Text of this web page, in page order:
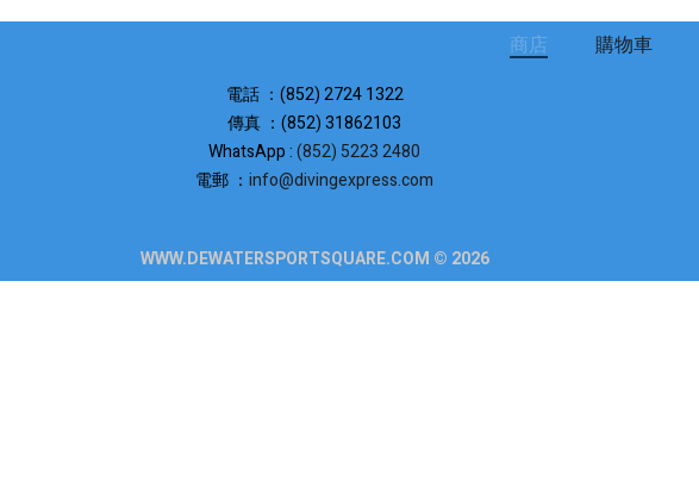
商店 購物車
電話 ：(852) 2724 1322
傳真 ：(852) 31862103
WhatsApp :(852) 5223 2480
電郵 ： info@divingexpress.com
WWW.DEWATERSPORTSQUARE.COM © 2026